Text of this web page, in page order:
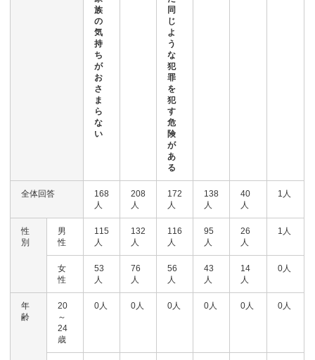
族
の
気
持
ち
が
お
さ
ま
ら
な
い
同
じ
よ
う
な
犯
罪
を
犯
す
危
険
が
あ
る
全体回答
168
人
208
人
172
人
138
人
40
人
1人
性
別
男
性
115
人
132
人
116
人
95
人
26
人
1人
女
性
53
人
76
人
56
人
43
人
14
人
0人
年
齢
20
～
24
歳
0人 0人 0人 0人 0人 0人